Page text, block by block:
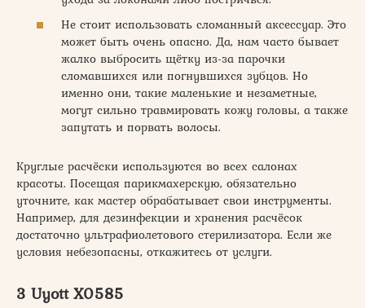
Не стоит использовать сломанный аксессуар. Это
может быть очень опасно. Да, нам часто бывает
жалко выбросить щётку из-за парочки
сломавшихся или погнувшихся зубцов. Но
именно они, такие маленькие и незаметные,
могут сильно травмировать кожу головы, а также
запутать и порвать волосы.
Круглые расчёски используются во всех салонах
красоты. Посещая парикмахерскую, обязательно
уточните, как мастер обрабатывает свои инструменты.
Например, для дезинфекции и хранения расчёсок
достаточно ультрафиолетового стерилизатора. Если же
условия небезопасны, откажитесь от услуги.
3 Uyott X0585